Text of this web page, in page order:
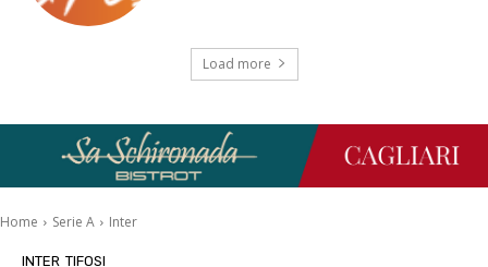
Load more